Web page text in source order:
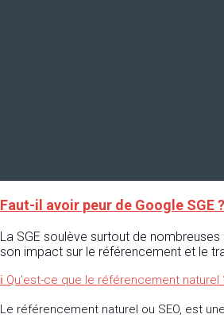
Faut-il avoir peur de Google SGE ?
La SGE soulève surtout de
son impact sur le référencement et le
ℹ Qu’est-ce que le référencement naturel
Le référencement naturel ou SEO, est